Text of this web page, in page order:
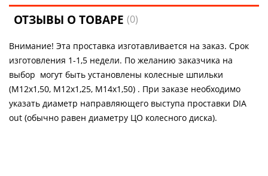
ОТЗЫВЫ О ТОВАРЕ(0)
Внимание! Эта проставка изготавливается на заказ. Срок
изготовления 1-1,5 недели. По желанию заказчика на
выбор могут быть установлены колесные шпильки
(М12х1,50, М12х1,25, М14х1,50) . При заказе необходимо
указать диаметр направляющего выступа проставки DIA
out (обычно равен диаметру ЦО колесного диска).